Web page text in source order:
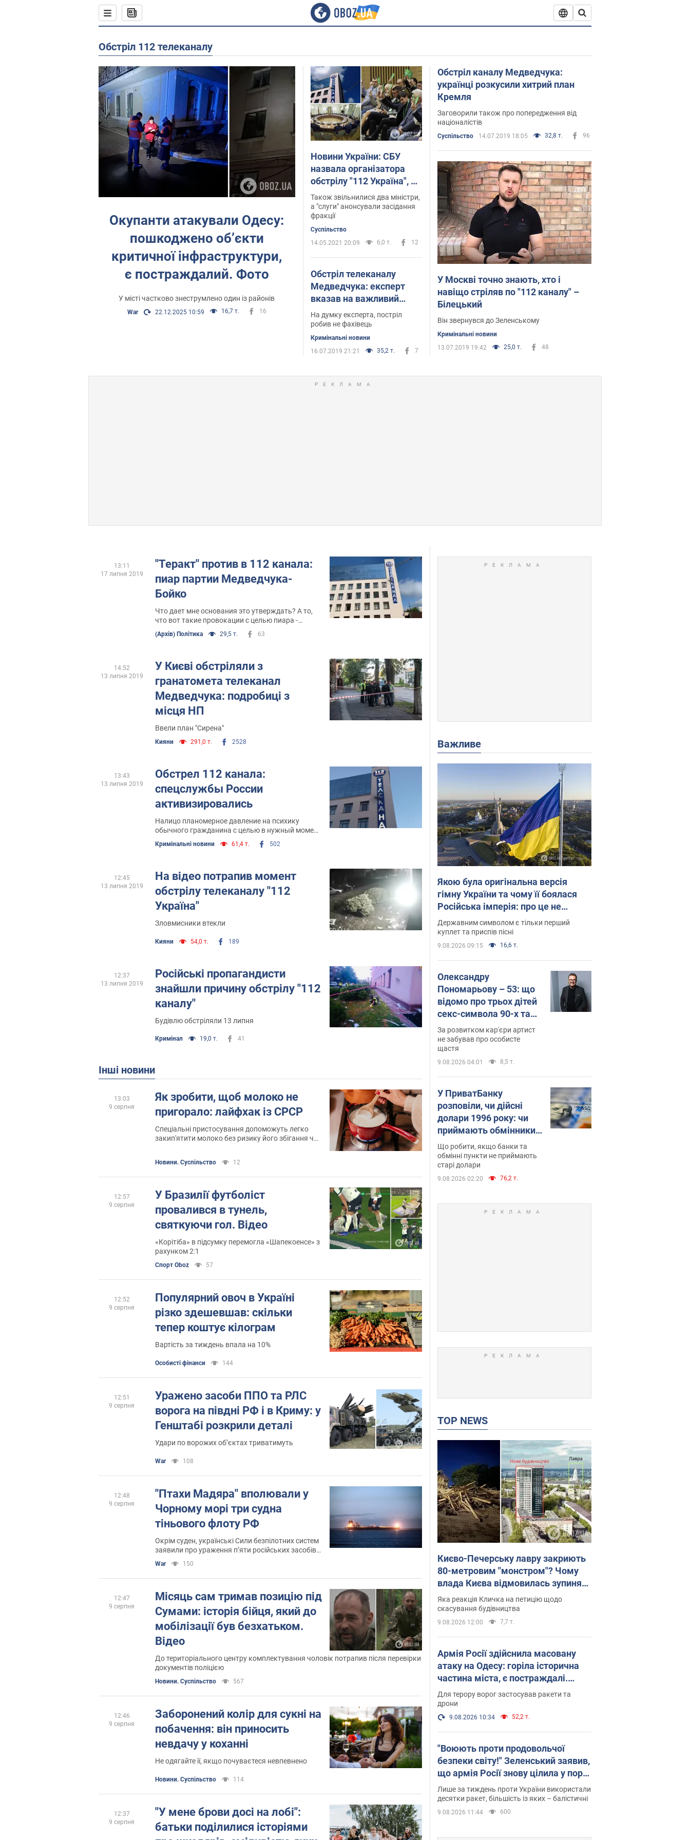
Обстріл 112 телеканалу
Окупанти атакували Одесу:
пошкоджено обʼєкти
критичної інфраструктури,
є постраждалий. Фото
У місті частково знеструмлено один із районів
War 22.12.2025 10:59 16,7 т. 16
Новини України: СБУ
назвала організатора
обстрілу "112 Україна", а
в РНБО ввели санкції
проти злочинців
Також звільнилися два міністри,
а "слуги" анонсували засідання
фракції
Суспільство
14.05.2021 20:09
6,0 т. 12
Обстріл телеканалу
Медведчука: експерт
вказав на важливий
нюанс
На думку експерта, постріл
робив не фахівець
Кримінальні новини
16.07.2019 21:21
35,2 т. 7
Обстріл каналу Медведчука:
українці розкусили хитрий план
Кремля
Заговорили також про попередження від
націоналістів
Суспільство 14.07.2019 18:05 32,8 т. 96
У Москві точно знають, хто і
навіщо стріляв по "112 каналу" –
Білецький
Він звернувся до Зеленському
Кримінальні новини
13.07.2019 19:42
25,0 т. 48
"Теракт" против в 112 канала:
пиар партии Медведчука-
Бойко
Что дает мне основания это утверждать? А то,
что вот такие провокации с целью пиара -
обычные методы партии Бойко-Медведчука
(Архів) Політика 29,5 т. 63
13:11
17 липня 2019
У Києві обстріляли з
гранатомета телеканал
Медведчука: подробиці з
місця НП
Ввели план "Сирена"
Кияни 291,0 т. 2528
14:52
13 липня 2019
Обстрел 112 канала:
спецслужбы России
активизировались
Налицо планомерное давление на психику
обычного гражданина с целью в нужный момент
довести его до состояния "сорванная крышка
чайника
Кримінальні новини 61,4 т. 502
13:43
13 липня 2019
На відео потрапив момент
обстрілу телеканалу "112
Україна"
Зловмисники втекли
Кияни 54,0 т. 189
12:45
13 липня 2019
Російські пропагандисти
знайшли причину обстрілу "112
каналу"
Будівлю обстріляли 13 липня
Кримінал 19,0 т. 41
12:37
13 липня 2019
Інші новини
Як зробити, щоб молоко не
пригорало: лайфхак із СРСР
Спеціальні пристосування допоможуть легко
закип'ятити молоко без ризику його збігання чи
Новини. Суспільство 12
13:03
9 серпня
У Бразилії футболіст
провалився в тунель,
святкуючи гол. Відео
«Корітіба» в підсумку перемогла «Шапекоенсе» з
рахунком 2:1
Спорт Oboz 57
12:57
9 серпня
Популярний овоч в Україні
різко здешевшав: скільки
тепер коштує кілограм
Вартість за тиждень впала на 10%
Особисті фінанси 144
12:52
9 серпня
Уражено засоби ППО та РЛС
ворога на півдні РФ і в Криму: у
Генштабі розкрили деталі
Удари по ворожих об’єктах триватимуть
War 108
12:51
9 серпня
"Птахи Мадяра" вполювали у
Чорному морі три судна
тіньового флоту РФ
Окрім суден, українські Сили безпілотних систем
заявили про ураження п’яти російських засобів
протиповітряної оборони на території РФ
War 150
12:48
9 серпня
Місяць сам тримав позицію під
Сумами: історія бійця, який до
мобілізації був безхатьком.
Відео
До територіального центру комплектування чоловік потрапив після перевірки
документів поліцією
Новини. Суспільство 567
12:47
9 серпня
Заборонений колір для сукні на
побачення: він приносить
невдачу у коханні
Не одягайте її, якщо почуваєтеся невпевнено
Новини. Суспільство 114
12:46
9 серпня
"У мене брови досі на лобі":
батьки поділилися історіями
12:37
9 серпня
Важливе
Якою була оригінальна версія
гімну України та чому її боялася
Російська імперія: про це не
розповідають у школі
Державним символом є тільки перший
куплет та приспів пісні
9.08.2026 09:15 16,6 т.
Олександру
Пономарьову – 53: що
відомо про трьох дітей
секс-символа 90-х та
який вигляд вони
мають
За розвитком кар'єри артист
не забував про особисте
щастя
9.08.2026 04:01 8,5 т.
У ПриватБанку
розповіли, чи дійсні
долари 1996 року: чи
приймають обмінники
та банки такі купюри
Що робити, якщо банки та
обмінні пункти не приймають
старі долари
9.08.2026 02:20 76,2 т.
TOP NEWS
Києво-Печерську лавру закриють
80-метровим "монстром"? Чому
влада Києва відмовилась зупиняти
будівництво хмарочоса
"московського вірянина"
Яка реакція Кличка на петицію щодо
скасування будівництва
9.08.2026 12:00 7,7 т.
Армія Росії здійснила масовану
атаку на Одесу: горіла історична
частина міста, є постраждалі.
Фото та відео
Для терору ворог застосував ракети та
дрони
9.08.2026 10:34 52,2 т.
"Воюють проти продовольчої
безпеки світу!" Зеленський заявив,
що армія Росії знову цілила у порт
в Одесі
Лише за тиждень проти України використали
десятки ракет, більшість із яких – балістичні
9.08.2026 11:44 600